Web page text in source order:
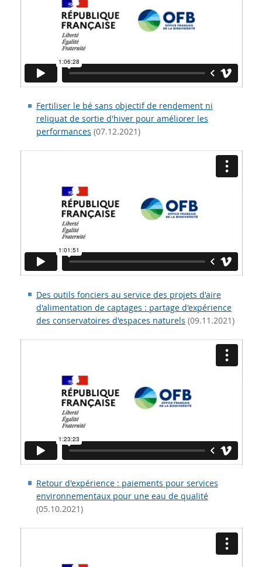
Fertiliser le bé sans objectif de rendement ni
reliquat de sortie d'hiver pour améliorer les
performances (07.12.2021)
Des outils fonciers au service des projets d'aire
d'alimentation de captages : partage d'expérience
des conservatoires d'espaces naturels (09.11.2021)
Retour d'expérience : paiements pour services
environnementaux pour une eau de qualité
(05.10.2021)